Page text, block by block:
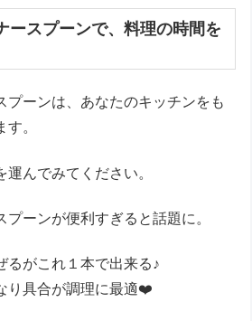
ースプーンで、料理の時間を
プーンは、あなたのキッチンをも
。
んでみてください。
プーンが便利すぎると話題に。
るがこれ１本で出来る♪
り具合が調理に最適❤️